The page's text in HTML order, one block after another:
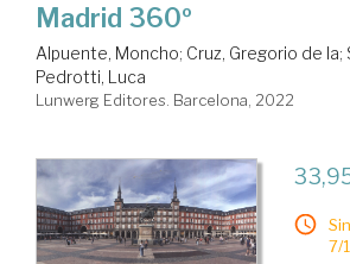
Madrid 360º
Alpuente, Moncho; Cruz, Gregorio de la;
Pedrotti, Luca
Lunwerg Editores. Barcelona, 2022
7/